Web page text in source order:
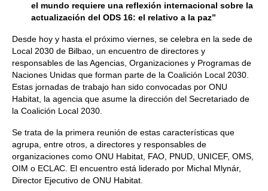
el mundo requiere una reflexión internacional sobre la
actualización del ODS 16: el relativo a la paz”
Desde hoy y hasta el próximo viernes, se celebra en la sede de
Local 2030 de Bilbao, un encuentro de directores y
responsables de las Agencias, Organizaciones y Programas de
Naciones Unidas que forman parte de la Coalición Local 2030.
Estas jornadas de trabajo han sido convocadas por ONU
Habitat, la agencia que asume la dirección del Secretariado de
la Coalición Local 2030.
Se trata de la primera reunión de estas características que
agrupa, entre otros, a directores y responsables de
organizaciones como ONU Habitat, FAO, PNUD, UNICEF, OMS,
OIM o ECLAC. El encuentro está liderado por Michal Mlynár,
Director Ejecutivo de ONU Habitat.